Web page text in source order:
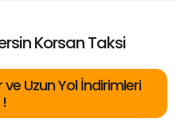
akın
yi
ızlı Korsan Taksi
Uzun Yol İndirimleri